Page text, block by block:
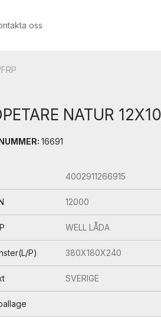
oss
NATUR
16691
4002911266915
12000
WELL LÅDA
P) 380X180X240
SVERIGE